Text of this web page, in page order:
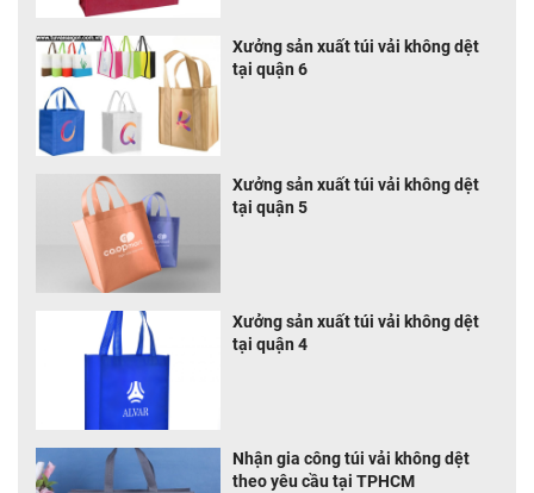
Xưởng sản xuất túi vải không dệt
tại quận 6
Xưởng sản xuất túi vải không dệt
tại quận 5
Xưởng sản xuất túi vải không dệt
tại quận 4
Nhận gia công túi vải không dệt
theo yêu cầu tại TPHCM